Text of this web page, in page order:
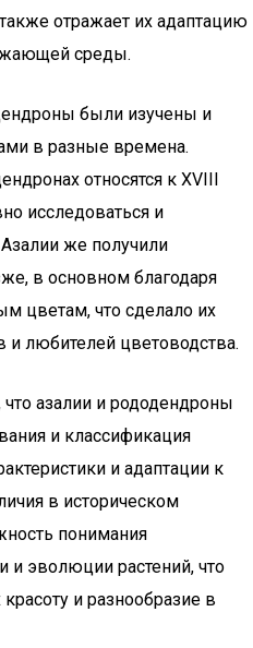
отражает их адаптацию
среды.
были изучены и
в разные времена.
относятся к XVIII
исследоваться и
же получили
в основном благодаря
цветам, что сделало их
любителей цветоводства.
что азалии и рододендроны
и классификация
и адаптации к
в историческом
понимания
и эволюции растений, что
и разнообразие в